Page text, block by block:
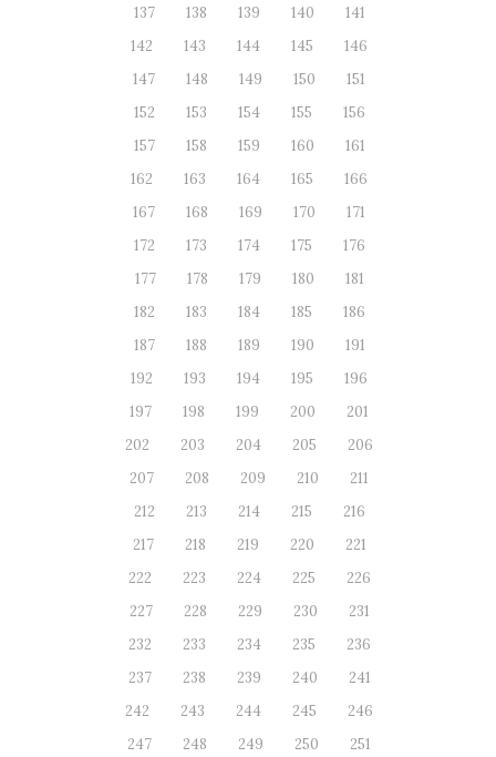
137
138 139 140
141
142
143 144 145
146
147
148 149 150
151
152
153 154 155
156
157
158 159 160
161
162
163 164 165
166
167
168 169 170
171
172
173 174 175
176
177
178 179 180
181
182
183 184 185
186
187
188 189 190
191
192
193 194 195
196
197
198 199 200
201
202
203 204 205
206
207
208 209 210
211
212
213 214 215
216
217
218 219 220
221
222
223 224 225
226
227
228 229 230
231
232
233 234 235
236
237
238 239 240
241
242
243 244 245
246
247
248 249 250
251